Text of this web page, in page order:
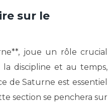
sur le
joue un rôle crucial
discipline et au temps,
de Saturne est essentiel
section se penchera sur